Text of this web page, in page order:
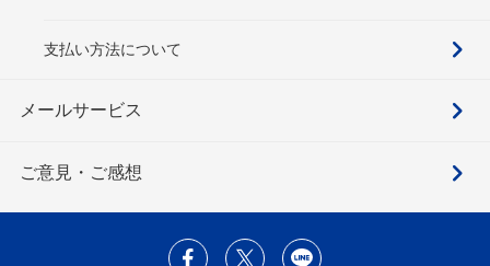
支払い方法について
メールサービス
ご意見・ご感想